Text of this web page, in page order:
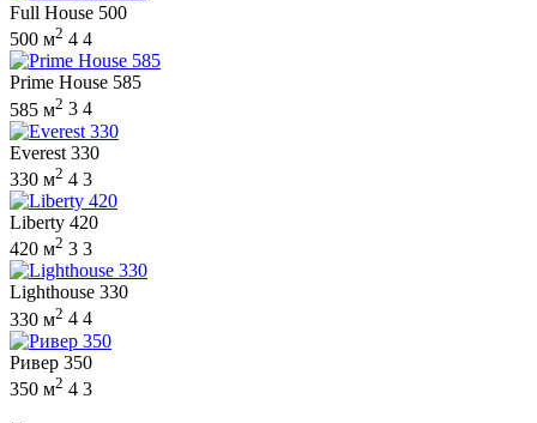
Full House 500
500 м2 4 4
Prime House 585
585 м2 3 4
Everest 330
330 м2 4 3
Liberty 420
420 м2 3 3
Lighthouse 330
330 м2 4 4
Ривер 350
350 м2 4 3